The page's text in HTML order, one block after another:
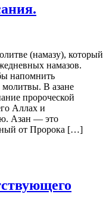
(намазу), который
намазов.
напомнить
В азане
пророческой
Аллах и
Азан — это
от Пророка […]